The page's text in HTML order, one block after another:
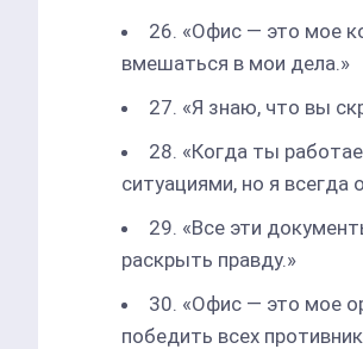
26. «Офис — это мое
вмешаться в мои дела.»
27. «Я знаю, что вы
28. «Когда ты
ситуациями, но я всегда
29. «Все эти
раскрыть правду.»
30. «Офис — это мое
победить всех